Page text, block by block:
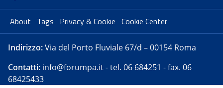
About Tags Privacy & Cookie Cookie Center
Indirizzo:Via del Porto Fluviale 67/d – 00154 Roma
Contatti: info@forumpa.it- tel. 06 684251 - fax. 06
68425433